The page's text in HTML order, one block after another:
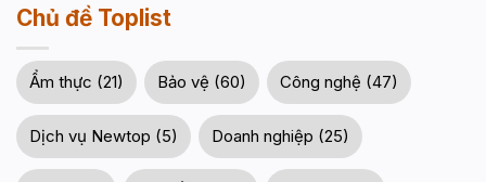
Chủ đề Toplist
Ẩm thực (21) Bảo vệ (60) Công nghệ (47)
Dịch vụ Newtop (5) Doanh nghiệp (25)